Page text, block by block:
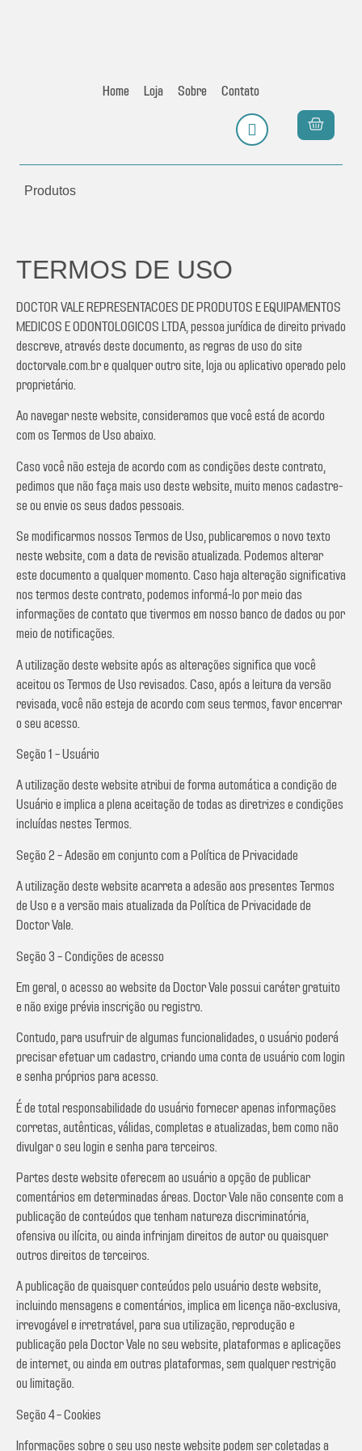
Home Loja Sobre Contato
Produtos
TERMOS DE USO
DOCTOR VALE REPRESENTACOES DE PRODUTOS E EQUIPAMENTOS
MEDICOS E ODONTOLOGICOS LTDA, pessoa jurídica de direito privado
descreve, através deste documento, as regras de uso do site
doctorvale.com.br e qualquer outro site, loja ou aplicativo operado pelo
proprietário.
Ao navegar neste website, consideramos que você está de acordo
com os Termos de Uso abaixo.
Caso você não esteja de acordo com as condições deste contrato,
pedimos que não faça mais uso deste website, muito menos cadastre-
se ou envie os seus dados pessoais.
Se modificarmos nossos Termos de Uso, publicaremos o novo texto
neste website, com a data de revisão atualizada. Podemos alterar
este documento a qualquer momento. Caso haja alteração significativa
nos termos deste contrato, podemos informá-lo por meio das
informações de contato que tivermos em nosso banco de dados ou por
meio de notificações.
A utilização deste website após as alterações significa que você
aceitou os Termos de Uso revisados. Caso, após a leitura da versão
revisada, você não esteja de acordo com seus termos, favor encerrar
o seu acesso.
Seção 1 – Usuário
A utilização deste website atribui de forma automática a condição de
Usuário e implica a plena aceitação de todas as diretrizes e condições
incluídas nestes Termos.
Seção 2 – Adesão em conjunto com a Política de Privacidade
A utilização deste website acarreta a adesão aos presentes Termos
de Uso e a versão mais atualizada da Política de Privacidade de
Doctor Vale.
Seção 3 – Condições de acesso
Em geral, o acesso ao website da Doctor Vale possui caráter gratuito
e não exige prévia inscrição ou registro.
Contudo, para usufruir de algumas funcionalidades, o usuário poderá
precisar efetuar um cadastro, criando uma conta de usuário com login
e senha próprios para acesso.
É de total responsabilidade do usuário fornecer apenas informações
corretas, autênticas, válidas, completas e atualizadas, bem como não
divulgar o seu login e senha para terceiros.
Partes deste website oferecem ao usuário a opção de publicar
comentários em determinadas áreas. Doctor Vale não consente com a
publicação de conteúdos que tenham natureza discriminatória,
ofensiva ou ilícita, ou ainda infrinjam direitos de autor ou quaisquer
outros direitos de terceiros.
A publicação de quaisquer conteúdos pelo usuário deste website,
incluindo mensagens e comentários, implica em licença não-exclusiva,
irrevogável e irretratável, para sua utilização, reprodução e
publicação pela Doctor Vale no seu website, plataformas e aplicações
de internet, ou ainda em outras plataformas, sem qualquer restrição
ou limitação.
Seção 4 – Cookies